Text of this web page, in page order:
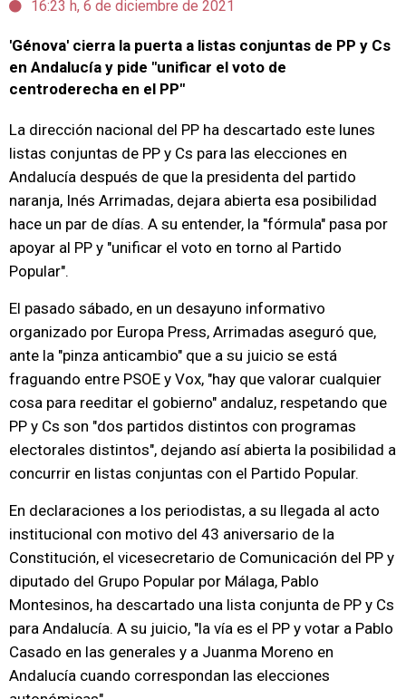
16:23 h, 6 de diciembre de 2021
'Génova' cierra la puerta a listas conjuntas de PP y Cs
en Andalucía y pide "unificar el voto de
centroderecha en el PP"
La dirección nacional del PP ha descartado este lunes
listas conjuntas de PP y Cs para las elecciones en
Andalucía después de que la presidenta del partido
naranja, Inés Arrimadas, dejara abierta esa posibilidad
hace un par de días. A su entender, la "fórmula" pasa por
apoyar al PP y "unificar el voto en torno al Partido
Popular".
El pasado sábado, en un desayuno informativo
organizado por Europa Press, Arrimadas aseguró que,
ante la "pinza anticambio" que a su juicio se está
fraguando entre PSOE y Vox, "hay que valorar cualquier
cosa para reeditar el gobierno" andaluz, respetando que
PP y Cs son "dos partidos distintos con programas
electorales distintos", dejando así abierta la posibilidad a
concurrir en listas conjuntas con el Partido Popular.
En declaraciones a los periodistas, a su llegada al acto
institucional con motivo del 43 aniversario de la
Constitución, el vicesecretario de Comunicación del PP y
diputado del Grupo Popular por Málaga, Pablo
Montesinos, ha descartado una lista conjunta de PP y Cs
para Andalucía. A su juicio, "la vía es el PP y votar a Pablo
Casado en las generales y a Juanma Moreno en
Andalucía cuando correspondan las elecciones